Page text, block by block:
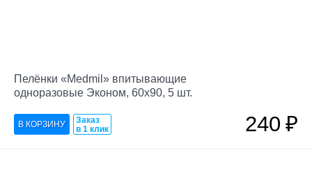
Пелёнки «Medmil» впитывающие
одноразовые Эконом, 60х90, 5 шт.
Заказ
в 1 клик
240₽